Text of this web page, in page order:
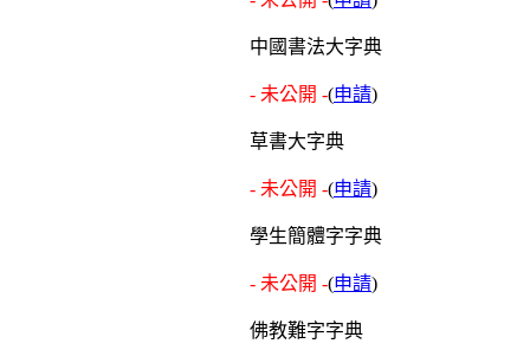
中國書法大字典
- 未公開 -(申請)
草書大字典
- 未公開 -(申請)
學生簡體字字典
- 未公開 -(申請)
佛教難字字典